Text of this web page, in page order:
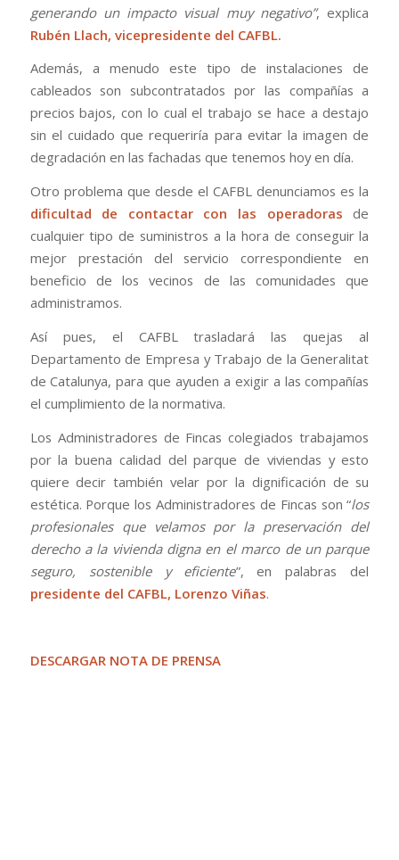
generando un impacto visual muy negativo”, explica
Rubén Llach, vicepresidente del CAFBL.
Además, a menudo este tipo de instalaciones de
cableados son subcontratados por las compañías a
precios bajos, con lo cual el trabajo se hace a destajo
sin el cuidado que requeriría para evitar la imagen de
degradación en las fachadas que tenemos hoy en día.
Otro problema que desde el CAFBL denunciamos es la
dificultad de contactar con las operadorasde
cualquier tipo de suministros a la hora de conseguir la
mejor prestación del servicio correspondiente en
beneficio de los vecinos de las comunidades que
administramos.
Así pues, el CAFBL trasladará las quejas al
Departamento de Empresa y Trabajo de la Generalitat
de Catalunya, para que ayuden a exigir a las compañías
el cumplimiento de la normativa.
Los Administradores de Fincas colegiados trabajamos
por la buena calidad del parque de viviendas y esto
quiere decir también velar por la dignificación de su
estética. Porque los Administradores de Fincas son “los
profesionales que velamos por la preservación del
derecho a la vivienda digna en el marco de un parque
seguro, sostenible y eficiente”, en palabras del
presidente del CAFBL, Lorenzo Viñas.
DESCARGAR NOTA DE PRENSA